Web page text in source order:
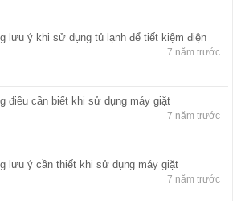
lưu ý khi sử dụng tủ lạnh để tiết kiệm điện
7 năm trước
điều cần biết khi sử dụng máy giặt
7 năm trước
lưu ý cần thiết khi sử dụng máy giặt
7 năm trước